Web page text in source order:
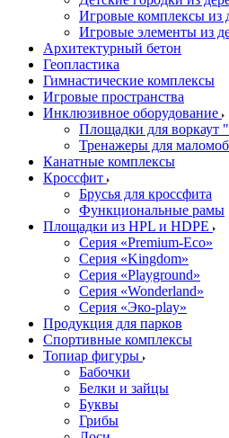
Игровые комплексы из
Игровые элементы из
Архитектурный бетон
Геопластика
Гимнастические комплексы
Игровые пространства
Инклюзивное оборудование
Площадки для воркаут
Тренажеры для
Канатные комплексы
Кроссфит
Брусья для кроссфита
Функциональные рамы
Площадки из HPL и HDPE
Серия «Premium-Eco»
Серия «Kingdom»
Серия «Playground»
Серия «Wonderland»
Серия «Эко-play»
Продукция для парков
Спортивные комплексы
Топиар фигуры
Бабочки
Белки и зайцы
Буквы
Грибы